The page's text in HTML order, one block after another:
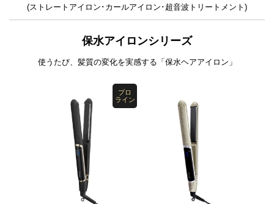
(ストレートアイロン･カールアイロン･超音波トリートメント)
保水アイロンシリーズ
使うたび、髪質の変化を実感する「保水ヘアアイロン」
プロ
ライン